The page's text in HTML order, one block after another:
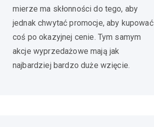
mierze ma skłonności do tego, aby
jednak chwytać promocje, aby kupować
coś po okazyjnej cenie. Tym samym
akcje wyprzedażowe mają jak
najbardziej bardzo duże wzięcie.